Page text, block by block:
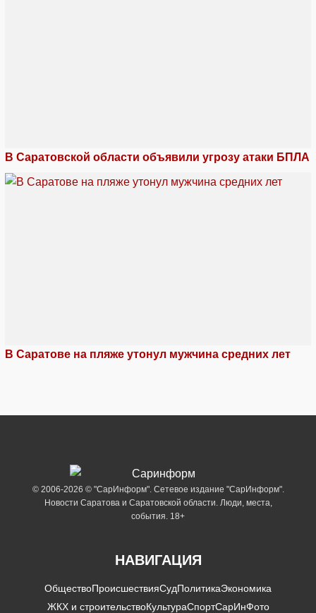
В Саратовской области объявили угрозу атаки БПЛА
В Саратове на пляже утонул мужчина средних лет
© 2006-2026 © "СарИнформ". Сетевое издание "СарИнформ".
Новости Саратова и Саратовской области. Люди, места,
события. 18+
НАВИГАЦИЯ
ОбществоПроисшествияСудПолитикаЭкономика
ЖКХ и строительствоКультураСпортСарИнФото